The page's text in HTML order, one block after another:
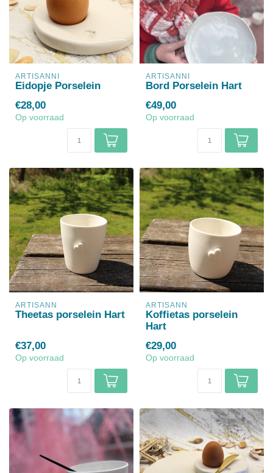
ARTISANNI
Eidopje Porselein
€28,00
Op voorraad
ARTISANNI
Bord Porselein Hart
€49,00
Op voorraad
ARTISANN
Theetas porselein Hart
€37,00
Op voorraad
ARTISANN
Koffietas porselein
Hart
€29,00
Op voorraad